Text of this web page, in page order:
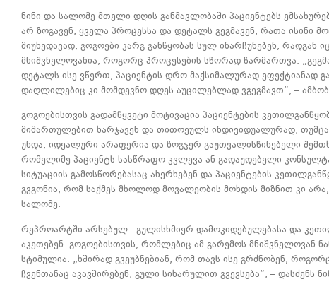
ნინი და სალომე მთელი დღის განმავლობაში პაციენტებს
არ ზოგავენ, ყველა პროცესსა და დეტალს გეგმავენ, რათა ისინი
მიუხედავად, გოგოები კარგ განწყობას სულ ინარჩუნებენ, რადგან
მნიშვნელოვანია, როგორც პროცესების სწორად წარმართვა.
დეტალს ისე ვწერთ, პაციენტის დრო მაქსიმალურად ეფექტიანად
დაღლილებიც კი მომდევნო დღეს აუცილებლად ვგეგმავთ“, –
გოგოებისთვის გადამწყვეტი მოტივაცია პაციენტების
მიმართულებით ხარჯავენ და თითოეულს ინდივიდუალურად,
უნდა, იდეალური არაფერია და ზოგჯერ გაუთვალისწინებელი
რომელიმე პაციენტს სასწრაფო კვლევა ან გადაუდებელი
სიტუაციის გამოსწორებასაც ახერხებენ და პაციენტების
გვგონია, რომ საქმეს მხოლოდ მოვალეობის მოხდის მიზნით კი
სალომე.
რეპროარტში არსებულ გულისხმიერ დამოკიდებულებასა და
აკეთებენ. გოგოებისთვის, რომლებიც ამ გარემოს მნიშვნელოვან
სტიმულია. „ხშირად გვეუბნებიან, რომ თავს ისე გრძნობენ,
ჩვენთანაც აკავშირებენ, გული სიხარულით გვევსება“, – დასძენს